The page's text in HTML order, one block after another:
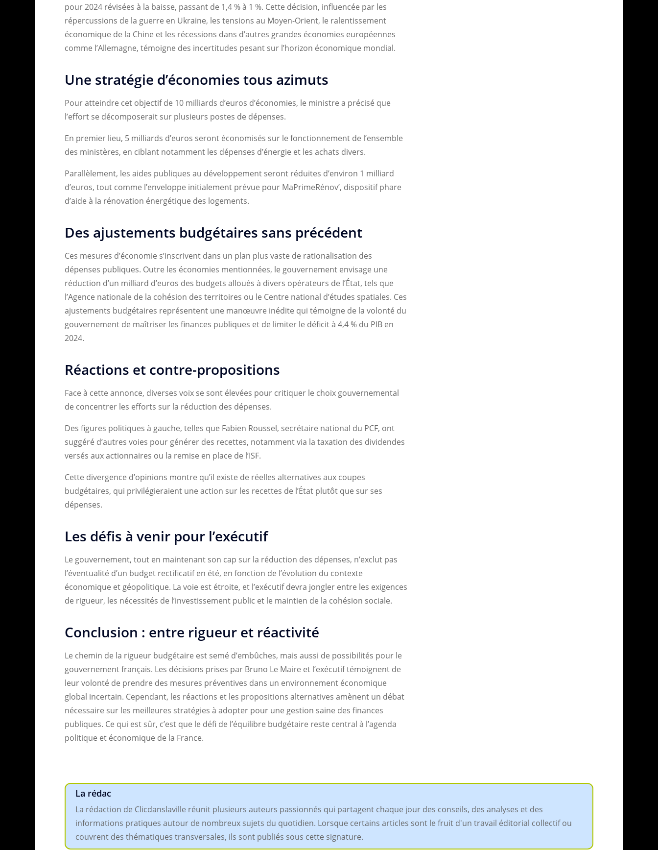
pour 2024 révisées à la baisse, passant de 1,4 % à 1 %. Cette décision, influencée par les
répercussions de la guerre en Ukraine, les tensions au Moyen-Orient, le ralentissement
économique de la Chine et les récessions dans d’autres grandes économies européennes
comme l’Allemagne, témoigne des incertitudes pesant sur l’horizon économique mondial.
Une stratégie d’économies tous azimuts
Pour atteindre cet objectif de 10 milliards d’euros d’économies, le ministre a précisé que
l’effort se décomposerait sur plusieurs postes de dépenses.
En premier lieu, 5 milliards d’euros seront économisés sur le fonctionnement de l’ensemble
des ministères, en ciblant notamment les dépenses d’énergie et les achats divers.
Parallèlement, les aides publiques au développement seront réduites d’environ 1 milliard
d’euros, tout comme l’enveloppe initialement prévue pour MaPrimeRénov’, dispositif phare
d’aide à la rénovation énergétique des logements.
Des ajustements budgétaires sans précédent
Ces mesures d’économie s’inscrivent dans un plan plus vaste de rationalisation des
dépenses publiques. Outre les économies mentionnées, le gouvernement envisage une
réduction d’un milliard d’euros des budgets alloués à divers opérateurs de l’État, tels que
l’Agence nationale de la cohésion des territoires ou le Centre national d’études spatiales. Ces
ajustements budgétaires représentent une manœuvre inédite qui témoigne de la volonté du
gouvernement de maîtriser les finances publiques et de limiter le déficit à 4,4 % du PIB en
2024.
Réactions et contre-propositions
Face à cette annonce, diverses voix se sont élevées pour critiquer le choix gouvernemental
de concentrer les efforts sur la réduction des dépenses.
Des figures politiques à gauche, telles que Fabien Roussel, secrétaire national du PCF, ont
suggéré d’autres voies pour générer des recettes, notamment via la taxation des dividendes
versés aux actionnaires ou la remise en place de l’ISF.
Cette divergence d’opinions montre qu’il existe de réelles alternatives aux coupes
budgétaires, qui privilégieraient une action sur les recettes de l’État plutôt que sur ses
dépenses.
Les défis à venir pour l’exécutif
Le gouvernement, tout en maintenant son cap sur la réduction des dépenses, n’exclut pas
l’éventualité d’un budget rectificatif en été, en fonction de l’évolution du contexte
économique et géopolitique. La voie est étroite, et l’exécutif devra jongler entre les exigences
de rigueur, les nécessités de l’investissement public et le maintien de la cohésion sociale.
Conclusion : entre rigueur et réactivité
Le chemin de la rigueur budgétaire est semé d’embûches, mais aussi de possibilités pour le
gouvernement français. Les décisions prises par Bruno Le Maire et l’exécutif témoignent de
leur volonté de prendre des mesures préventives dans un environnement économique
global incertain. Cependant, les réactions et les propositions alternatives amènent un débat
nécessaire sur les meilleures stratégies à adopter pour une gestion saine des finances
publiques. Ce qui est sûr, c’est que le défi de l’équilibre budgétaire reste central à l’agenda
politique et économique de la France.
La rédac
La rédaction de Clicdanslaville réunit plusieurs auteurs passionnés qui partagent chaque jour des conseils, des analyses et des
informations pratiques autour de nombreux sujets du quotidien. Lorsque certains articles sont le fruit d'un travail éditorial collectif ou
couvrent des thématiques transversales, ils sont publiés sous cette signature.